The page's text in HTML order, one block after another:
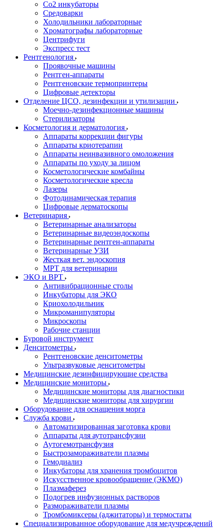
Со2 инкубаторы
Средоварки
Холодильники лабораторные
Хроматографы лабораторные
Центрифуги
Экспресс тест
Рентгенология
Проявочные машины
Рентген-аппараты
Рентгеновские термопринтеры
Цифровые детекторы
Отделение ЦСО, дезинфекции и утилизации
Моечно-дезинфекционные машины
Стерилизаторы
Косметология и дерматология
Аппараты коррекции фигуры
Аппараты криотерапии
Аппараты неинвазивного омоложения
Аппараты по уходу за лицом
Косметологические комбайны
Косметологические кресла
Лазеры
Фотодинамическая терапия
Цифровые дерматоскопы
Ветеринария
Ветеринарные анализаторы
Ветеринарные видеоэндоскопы
Ветеринарные рентген-аппараты
Ветеринарные УЗИ
Жесткая вет. эндоскопия
МРТ для ветеринарии
ЭКО и ВРТ
Антивибрационные столы
Инкубаторы для ЭКО
Криохолодильник
Микроманипуляторы
Микроскопы
Рабочие станции
Буровой инструмент
Денситометры
Рентгеновские денситометры
Ультразвуковые денситометры
Медицинские дезинфицирующие средства
Медицинские мониторы
Медицинские мониторы для диагностики
Медицинские мониторы для хирургии
Оборудование для оснащения морга
Служба крови
Автоматизированная заготовка крови
Аппараты для аутотрансфузии
Аутогемотрансфузия
Быстрозамораживатели плазмы
Гемодиализ
Инкубаторы для хранения тромбоцитов
Искусственное кровообращение (ЭКМО)
Плазмаферез
Подогрев инфузионных растворов
Размораживатели плазмы
Тромбомиксеры (аджитаторы) и термостаты
Специализированное оборудование для медучреждений